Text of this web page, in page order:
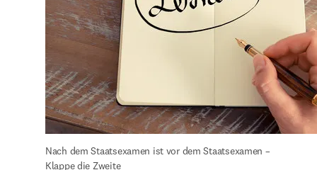
Nach dem Staatsexamen ist vor dem Staatsexamen –
Klappe die Zweite